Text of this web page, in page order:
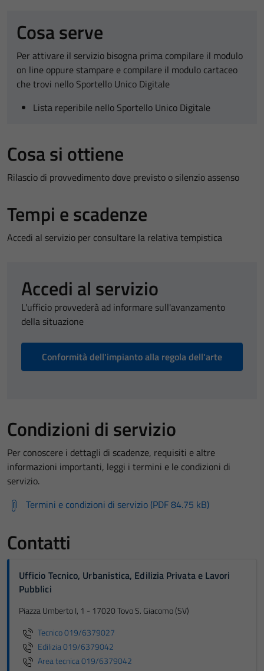
Cosa serve
Per attivare il servizio bisogna prima compilare il modulo
on line oppure stampare e compilare il modulo cartaceo
che trovi nello Sportello Unico Digitale
Lista reperibile nello Sportello Unico Digitale
Cosa si ottiene
Rilascio di provvedimento dove previsto o silenzio assenso
Tempi e scadenze
Accedi al servizio per consultare la relativa tempistica
Accedi al servizio
L'ufficio provvederà ad informare sull'avanzamento
della situazione
Conformità dell'impianto alla regola dell'arte
Condizioni di servizio
Per conoscere i dettagli di scadenze, requisiti e altre
informazioni importanti, leggi i termini e le condizioni di
servizio.
Termini e condizioni di servizio (PDF 84.75 kB)
Contatti
Ufficio Tecnico, Urbanistica, Edilizia Privata e Lavori
Pubblici
Piazza Umberto I, 1 - 17020 Tovo S. Giacomo (SV)
Tecnico 019/6379027
Edilizia 019/6379042
Area tecnica 019/6379042